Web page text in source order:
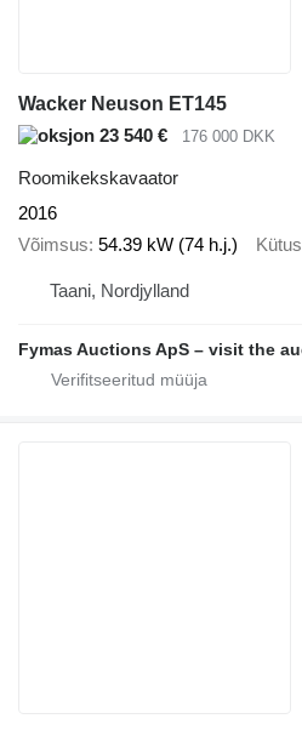
Wacker Neuson ET145
23 540 €
176 000 DKK
Roomikekskavaator
2016
Võimsus 54.39 kW (74 h.j.) Kütus
Taani, Nordjylland